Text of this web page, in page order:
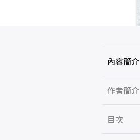
內容簡介
作者簡介
目次